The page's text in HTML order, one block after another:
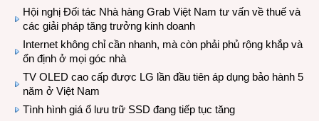
Hội nghị Đối tác Nhà hàng Grab Việt Nam tư vấn về thuế và
các giải pháp tăng trưởng kinh doanh
Internet không chỉ cần nhanh, mà còn phải phủ rộng khắp và
ổn định ở mọi góc nhà
TV OLED cao cấp được LG lần đầu tiên áp dụng bảo hành 5
năm ở Việt Nam
Tình hình giá ổ lưu trữ SSD đang tiếp tục tăng